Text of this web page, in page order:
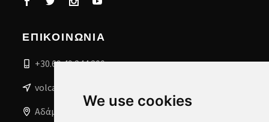
We use cookies
ΕΠΙΚΟΙΝΩΝΙΑ
+30.69 49 244 200
volcanoboat@gmail.com
Αδάμαντας, Μήλος, Ελλάδα